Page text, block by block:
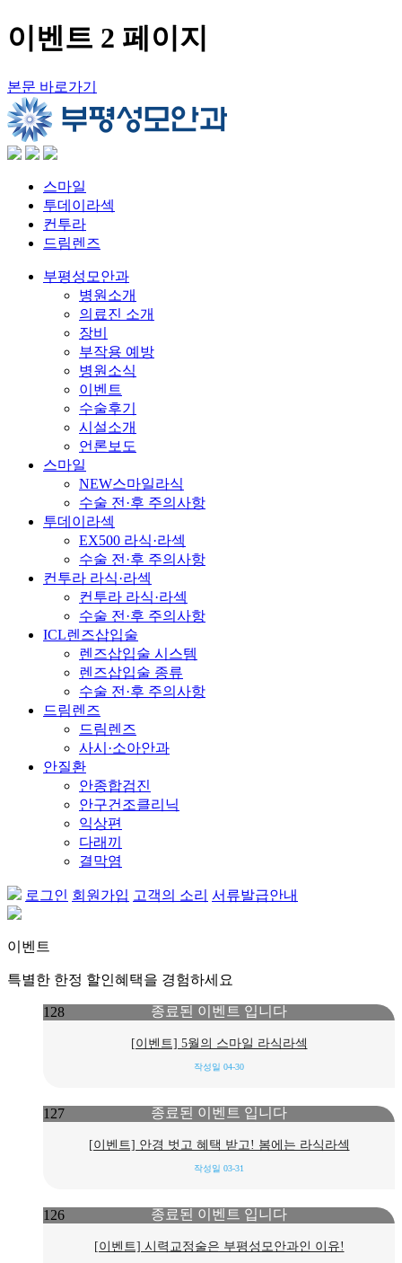
이벤트 2 페이지
본문 바로가기
스마일
투데이라섹
컨투라
드림렌즈
부평성모안과
병원소개
의료진 소개
장비
부작용 예방
병원소식
이벤트
수술후기
시설소개
언론보도
스마일
NEW스마일라식
수술 전·후 주의사항
투데이라섹
EX500 라식·라섹
수술 전·후 주의사항
컨투라 라식·라섹
컨투라 라식·라섹
수술 전·후 주의사항
ICL렌즈삽입술
렌즈삽입술 시스템
렌즈삽입술 종류
수술 전·후 주의사항
드림렌즈
드림렌즈
사시·소아안과
안질환
안종합검진
안구건조클리닉
익상편
다래끼
결막염
로그인 회원가입 고객의 소리 서류발급안내
이벤트
특별한 한정 할인혜택을 경험하세요
128 종료된 이벤트 입니다
[이벤트] 5월의 스마일 라식라섹
작성일 04-30
127 종료된 이벤트 입니다
[이벤트] 안경 벗고 혜택 받고! 봄에는 라식라섹
작성일 03-31
126 종료된 이벤트 입니다
[이벤트] 시력교정술은 부평성모안과인 이유!